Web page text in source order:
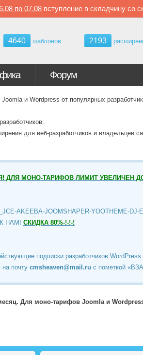
по 07.08 вступление в складчину со
4640 шаблонов 2193
Форум
и Wordpress от популярных
для веб-разработчиков и владельцев
ДЛЯ МОНО-ТАРИФОВ ЛИМИТ УВЕЛИЧЕН
JCE-AKEEBA-JOOMSHAPER-YOOTHEME-
К НАМ! СКИДКА 80%-!-!-!
подписки разработчиков
почту cmsheaven@mail.ru c пометкой
Для моно-тарифов Joomla и